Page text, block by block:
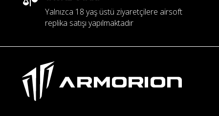
Yalnızca 18 yaş üstü ziyaretçilere airsoft
replika satışı yapılmaktadır